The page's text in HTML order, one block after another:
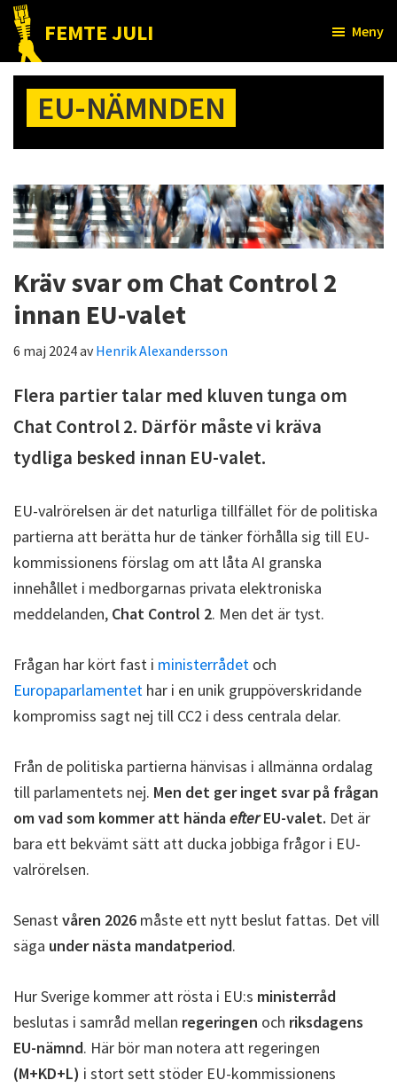
Hoppa
huvudinnehåll
Hoppa
det
primära
sidofältet
FEMTE JULI
Nätet
till
folket!
Meny
EU-NÄMNDEN
Kräv svar om Chat Control 2
innan EU-valet
6 maj 2024avHenrik Alexandersson
Flera partier talar med kluven tunga om
Chat Control 2. Därför måste vi kräva
tydliga besked innan EU-valet.
EU-valrörelsen är det naturliga tillfället för de politiska
partierna att berätta hur de tänker förhålla sig till EU-
kommissionens förslag om att låta AI granska
innehållet i medborgarnas privata elektroniska
meddelanden, Chat Control 2. Men det är tyst.
Frågan har kört fast i ministerrådet och
Europaparlamentet har i en unik gruppöverskridande
kompromiss sagt nej till CC2 i dess centrala delar.
Från de politiska partierna hänvisas i allmänna ordalag
till parlamentets nej. Men det ger inget svar på frågan
om vad som kommer att händaefterEU-valet. Det är
bara ett bekvämt sätt att ducka jobbiga frågor i EU-
valrörelsen.
Senastvåren 2026 måste ett nytt beslut fattas. Det vill
säga under nästa mandatperiod.
Hur Sverige kommer att rösta i EU:s ministerråd
beslutas i samråd mellan regeringen och riksdagens
EU-nämnd. Här bör man notera att regeringen
(M+KD+L) i stort sett stöder EU-kommissionens